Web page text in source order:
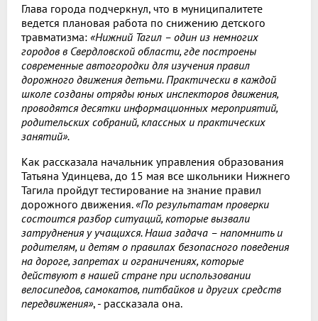
Глава города подчеркнул, что в муниципалитете
ведется плановая работа по снижению детского
травматизма: «Нижний Тагил – один из немногих
городов в Свердловской области, где построены
современные автогородки для изучения правил
дорожного движения детьми. Практически в каждой
школе созданы отряды юных инспекторов движения,
проводятся десятки информационных мероприятий,
родительских собраний, классных и практических
занятий».
Как рассказала начальник управления образования
Татьяна Удинцева, до 15 мая все школьники Нижнего
Тагила пройдут тестирование на знание правил
дорожного движения.«По результатам проверки
состоится разбор ситуаций, которые вызвали
затруднения у учащихся. Наша задача – напомнить и
родителям, и детям о правилах безопасного поведения
на дороге, запретах и ограничениях, которые
действуют в нашей стране при использовании
велосипедов, самокатов, питбайков и других средств
передвижения», - рассказала она.